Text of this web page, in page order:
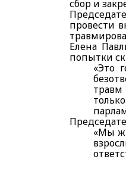
сбор и
провести
Елена
попытки
«Это
травм
«Мы